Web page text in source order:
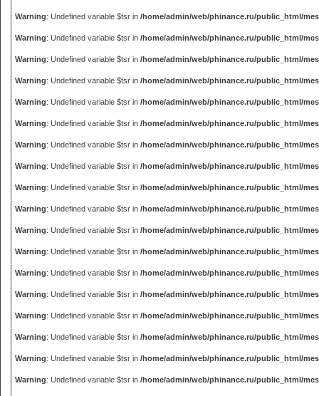
Warning: Undefined variable $tsr in /home/admin/web/phinance.ru/public_html/
Warning: Undefined variable $tsr in /home/admin/web/phinance.ru/public_html/
Warning: Undefined variable $tsr in /home/admin/web/phinance.ru/public_html/
Warning: Undefined variable $tsr in /home/admin/web/phinance.ru/public_html/
Warning: Undefined variable $tsr in /home/admin/web/phinance.ru/public_html/
Warning: Undefined variable $tsr in /home/admin/web/phinance.ru/public_html/
Warning: Undefined variable $tsr in /home/admin/web/phinance.ru/public_html/
Warning: Undefined variable $tsr in /home/admin/web/phinance.ru/public_html/
Warning: Undefined variable $tsr in /home/admin/web/phinance.ru/public_html/
Warning: Undefined variable $tsr in /home/admin/web/phinance.ru/public_html/
Warning: Undefined variable $tsr in /home/admin/web/phinance.ru/public_html/
Warning: Undefined variable $tsr in /home/admin/web/phinance.ru/public_html/
Warning: Undefined variable $tsr in /home/admin/web/phinance.ru/public_html/
Warning: Undefined variable $tsr in /home/admin/web/phinance.ru/public_html/
Warning: Undefined variable $tsr in /home/admin/web/phinance.ru/public_html/
Warning: Undefined variable $tsr in /home/admin/web/phinance.ru/public_html/
Warning: Undefined variable $tsr in /home/admin/web/phinance.ru/public_html/
Warning: Undefined variable $tsr in /home/admin/web/phinance.ru/public_html/